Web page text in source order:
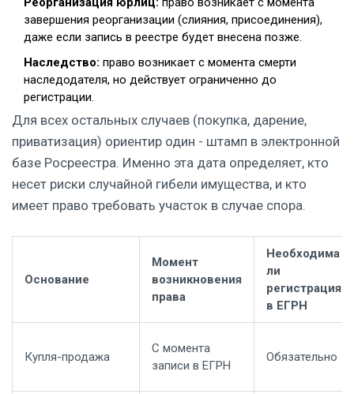
завершения реорганизации (слияния, присоединения),
даже если запись в реестре будет внесена позже.
Наследство: право возникает с момента смерти
наследодателя, но действует ограниченно до
регистрации.
Для всех остальных случаев (покупка, дарение,
приватизация) ориентир один - штамп в электронной
базе Росреестра. Именно эта дата определяет, кто
несет риски случайной гибели имущества, и кто
имеет право требовать участок в случае спора.
Основание
Момент
возникновения
права
Необходима
ли
регистрация
в ЕГРН
Купля-продажа
С момента
записи в ЕГРН
Обязательно